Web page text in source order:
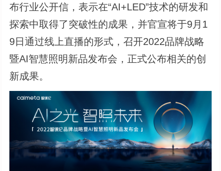
布行业公开信，表示在“AI+LED”技术的研发和
探索中取得了突破性的成果，并官宣将于9月1
9日通过线上直播的形式，召开2022品牌战略
暨AI智慧照明新品发布会，正式公布相关的创
新成果。